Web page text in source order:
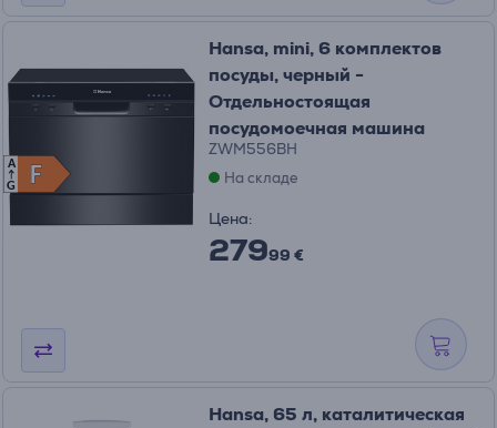
F
F
A
G
Hansa, mini, 6 комплектов
посуды, черный -
Отдельностоящая
посудомоечная машина
ZWM556BH
На складе
Цена:
27999 €
Hansa, 65 л, каталитическая